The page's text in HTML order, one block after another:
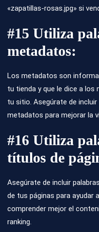
«zapatillas-rosas.jpg» si
#15 Utiliza
metadatos:
Los metadatos son
tu tienda y que le dice a
tu sitio. Asegúrate de
metadatos para mejorar la
#16 Utiliza
títulos de
Asegúrate de incluir
de tus páginas para ayudar
comprender mejor el
ranking.